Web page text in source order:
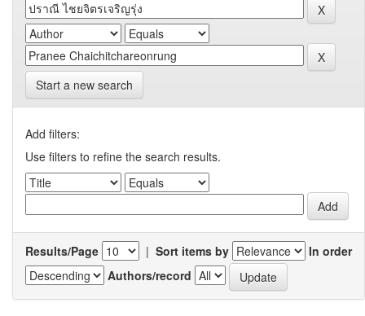
Start a new search
Add filters:
Use filters to refine the search results.
Results/Page | Sort items by
In order
Authors/record